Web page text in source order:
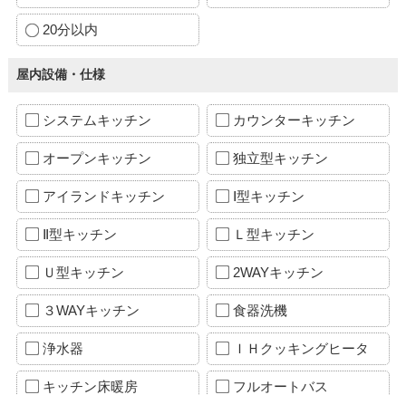
20分以内
屋内設備・仕様
システムキッチン カウンターキッチン
オープンキッチン 独立型キッチン
アイランドキッチン Ⅰ型キッチン
Ⅱ型キッチン Ｌ型キッチン
Ｕ型キッチン 2WAYキッチン
３WAYキッチン 食器洗機
浄水器 ＩＨクッキングヒータ
キッチン床暖房 フルオートバス